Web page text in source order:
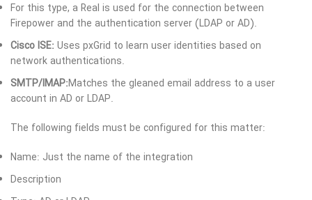
For this type, a Real is used for the connection between
Firepower and the authentication server (LDAP or AD).
Cisco ISE: Uses pxGrid to learn user identities based on
network authentications.
SMTP/IMAP:Matches the gleaned email address to a user
account in AD or LDAP.
The following fields must be configured for this matter:
Name: Just the name of the integration
Description